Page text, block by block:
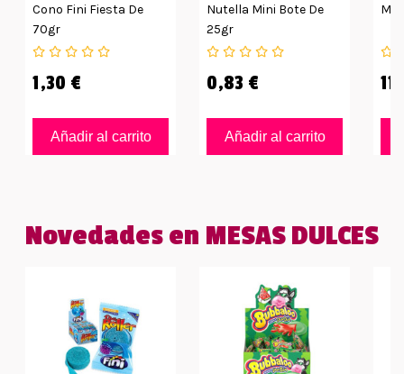
Cono Fini Fiesta De
70gr
1,30 €
Añadir al carrito
Nutella Mini Bote De
25gr
0,83 €
Añadir al carrito
Novedades en MESAS DULCES